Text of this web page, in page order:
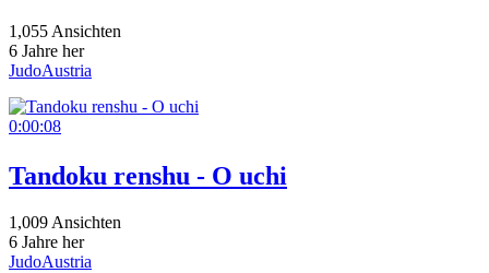
1,055 Ansichten
6 Jahre her
JudoAustria
0:00:08
Tandoku renshu - O uchi
1,009 Ansichten
6 Jahre her
JudoAustria